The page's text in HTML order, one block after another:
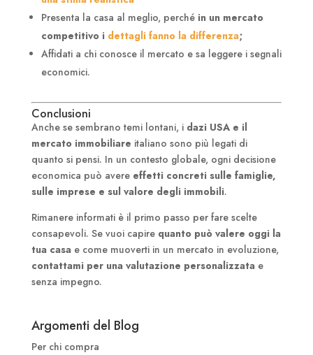
Presenta la casa al meglio, perché in un mercato
competitivo i dettagli fanno la differenza;
Affidati a chi conosce il mercato e sa leggere i segnali
economici.
Conclusioni
Anche se sembrano temi lontani, i dazi USA e il
mercato immobiliare italiano sono più legati di
quanto si pensi. In un contesto globale, ogni decisione
economica può avere effetti concreti sulle famiglie,
sulle imprese e sul valore degli immobili.
Rimanere informati è il primo passo per fare scelte
consapevoli. Se vuoi capire quanto può valere oggi la
tua casae come muoverti in un mercato in evoluzione,
contattami per una valutazione personalizzatae
senza impegno.
Argomenti del Blog
Per chi compra